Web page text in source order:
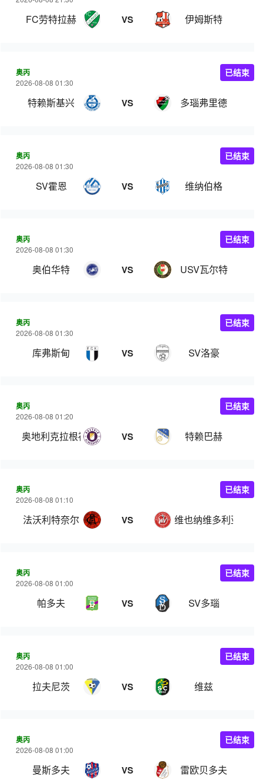
FC劳特拉赫 VS 伊姆斯特
奥丙
2026-08-08 01:30
特赖斯基兴 VS 多瑙弗里德
已结束
奥丙
2026-08-08 01:30
SV霍恩 VS 维纳伯格
已结束
奥丙
2026-08-08 01:30
奥伯华特 VS USV瓦尔特
已结束
奥丙
2026-08-08 01:30
库弗斯甸 VS SV洛豪
已结束
奥丙
2026-08-08 01:20
奥地利克拉根福 VS 特赖巴赫
已结束
奥丙
2026-08-08 01:10
法沃利特奈尔 VS 维也纳维多利亚
已结束
奥丙
2026-08-08 01:00
帕多夫 VS SV多瑙
已结束
奥丙
2026-08-08 01:00
拉夫尼茨 VS 维兹
已结束
奥丙
2026-08-08 01:00
曼斯多夫 VS 雷欧贝多夫
已结束